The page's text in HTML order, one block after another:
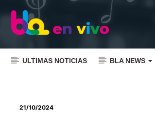
ULTIMAS NOTICIAS BLA NEWS
21/10/2024